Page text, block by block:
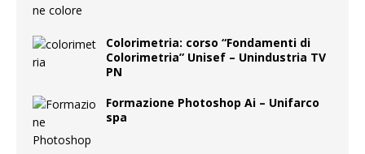
Colorimetria: corso “Fondamenti di
Colorimetria” Unisef – Unindustria TV
PN
Formazione Photoshop Ai – Unifarco
spa